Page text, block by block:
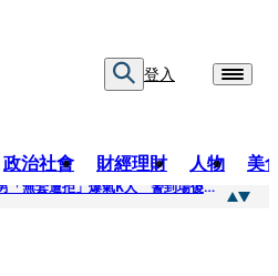
登入
政治社會 財經理財 人物 美
帶小9歲女網友開房！新北男「無套遭拒」爆氣K人 警到場傻眼搜到手銬、改造槍